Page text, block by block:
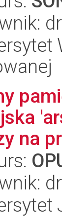
na